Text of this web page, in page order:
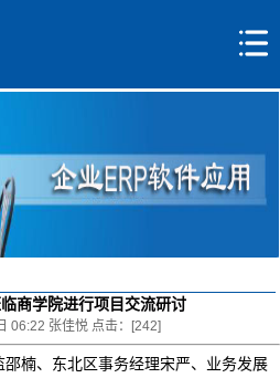
商学院进行项目交流研讨
06:22 张佳悦 点击：[242]
邵楠、东北区事务经理宋严、业务发展